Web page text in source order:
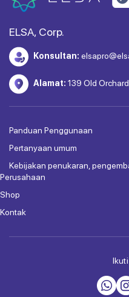
ELSA, Corp.
Konsultan:
Alamat: 139 Old
Panduan Penggunaan
Pertanyaan umum
Kebijakan penukaran,
Perusahaan
Shop
Kontak